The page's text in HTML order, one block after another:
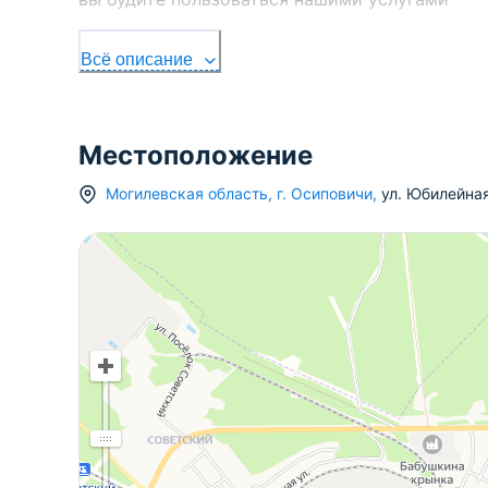
Всё описание
Местоположение
Могилевская область, г. Осиповичи, ул.